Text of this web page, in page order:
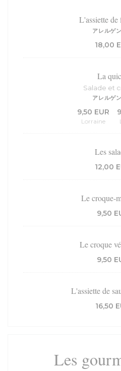
L'assiette de
アレルゲ
18,00
La
Salade et
アレルゲ
9,50 EUR
Lorraine
Les
12,00
Le croque-
9,50
Le croque
9,50
L'assiette de
16,50
Les